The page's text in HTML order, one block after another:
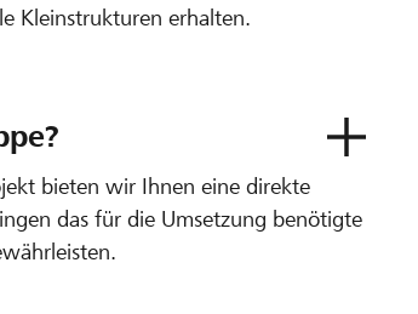
Kleinstrukturen erhalten.
bieten wir Ihnen eine direkte
das für die Umsetzung benötigte